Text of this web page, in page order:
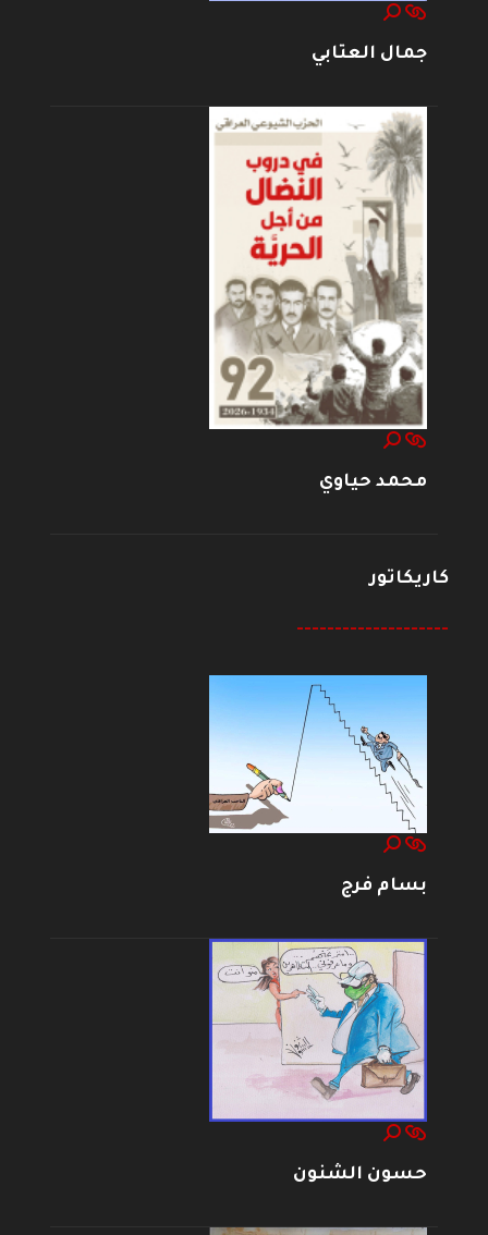
جمال العتابي
محمد حياوي
كاريكاتور
--------------------
بسام فرج
حسون الشنون